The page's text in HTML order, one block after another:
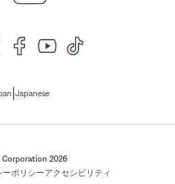
Japanese
2026
ーポリシーアクセシビリティ